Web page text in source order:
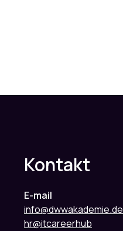
Kontakt
E-mail
info@dwwakademie.de
hr@itcareerhub